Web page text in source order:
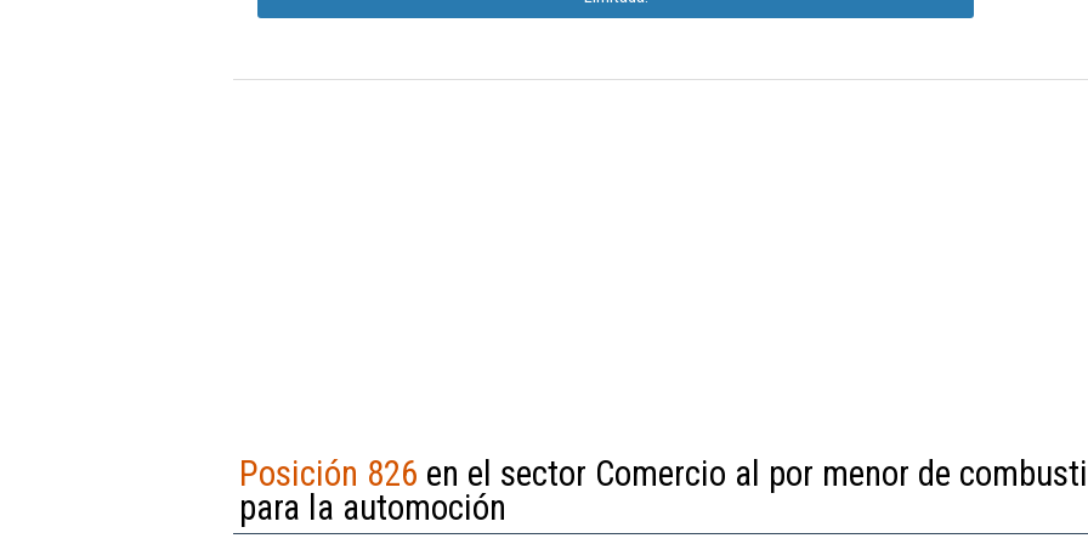
Posición 826 en el sector Comercio al por menor de
para la automoción